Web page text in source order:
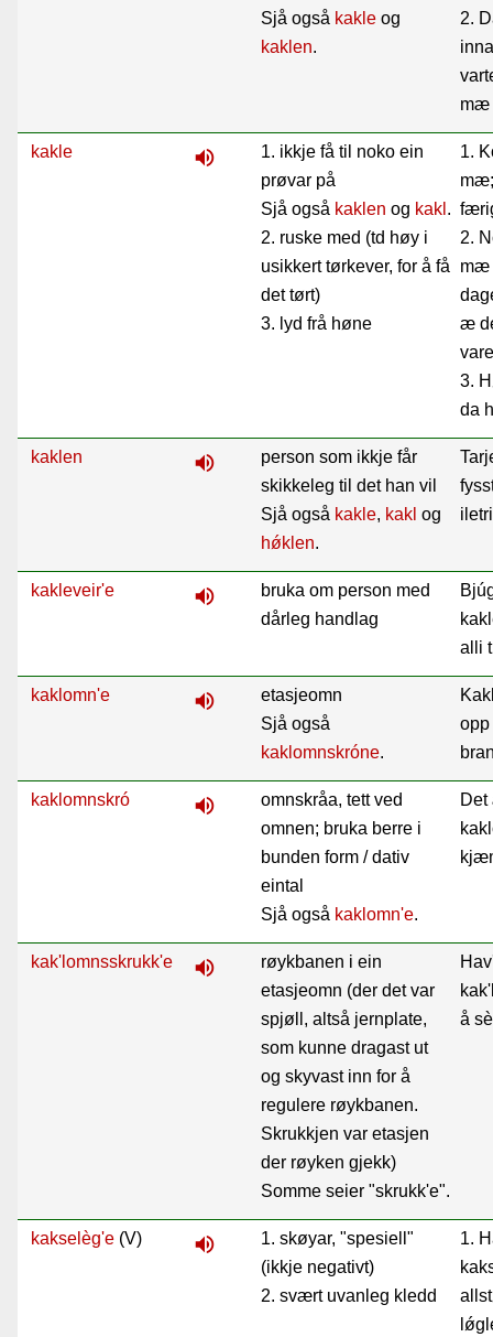
Sjå også kakle og
kaklen.
2.
mæ
kakle volume_up
1. ikkje få til noko ein
prøvar på
Sjå også kaklen og kakl .
2. ruske med (td høy i
usikkert tørkever, for å få
det tørt)
3. lyd frå høne
1.
2.
mæ
æ
3.
da
kaklen volume_up
person som ikkje får
skikkeleg til det han vil
Sjå også kakle, kakl og
hǿklen.
kakleveir'e volume_up
bruka om person med
dårleg handlag
alli
kaklomn'e volume_up
etasjeomn
Sjå også
kaklomnskróne.
opp
kaklomnskró volume_up
omnskråa, tett ved
omnen; bruka berre i
bunden form / dativ
eintal
Sjå også kaklomn'e.
kak'lomnsskrukk'e volume_up
røykbanen i ein
etasjeomn (der det var
spjøll, altså jernplate,
som kunne dragast ut
og skyvast inn for å
regulere røykbanen.
Skrukkjen var etasjen
der røyken gjekk)
Somme seier "skrukk'e".
å
kakselèg'e (V) volume_up
1. skøyar, "spesiell"
(ikkje negativt)
2. svært uvanleg kledd
1.